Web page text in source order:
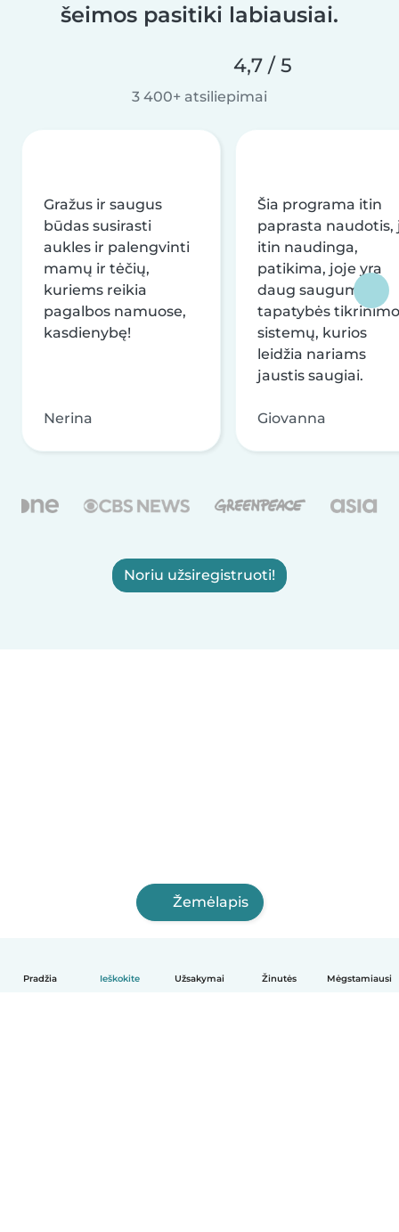
Pradžia Ieškokite Užsakymai Žinutės Mėgstamiausi
šeimos pasitiki labiausiai.
4,7 / 5
3 400+ atsiliepimai
Gražus ir saugus
būdas susirasti
aukles ir palengvinti
mamų ir tėčių,
kuriems reikia
pagalbos namuose,
kasdienybę!
Nerina
Šia programa itin
paprasta naudotis,
itin naudinga,
patikima, joje yra
daug saugumo ir
tapatybės tikrinimo
sistemų, kurios
leidžia nariams
jaustis saugiai.
Giovanna
Noriu užsiregistruoti!
Žemėlapis